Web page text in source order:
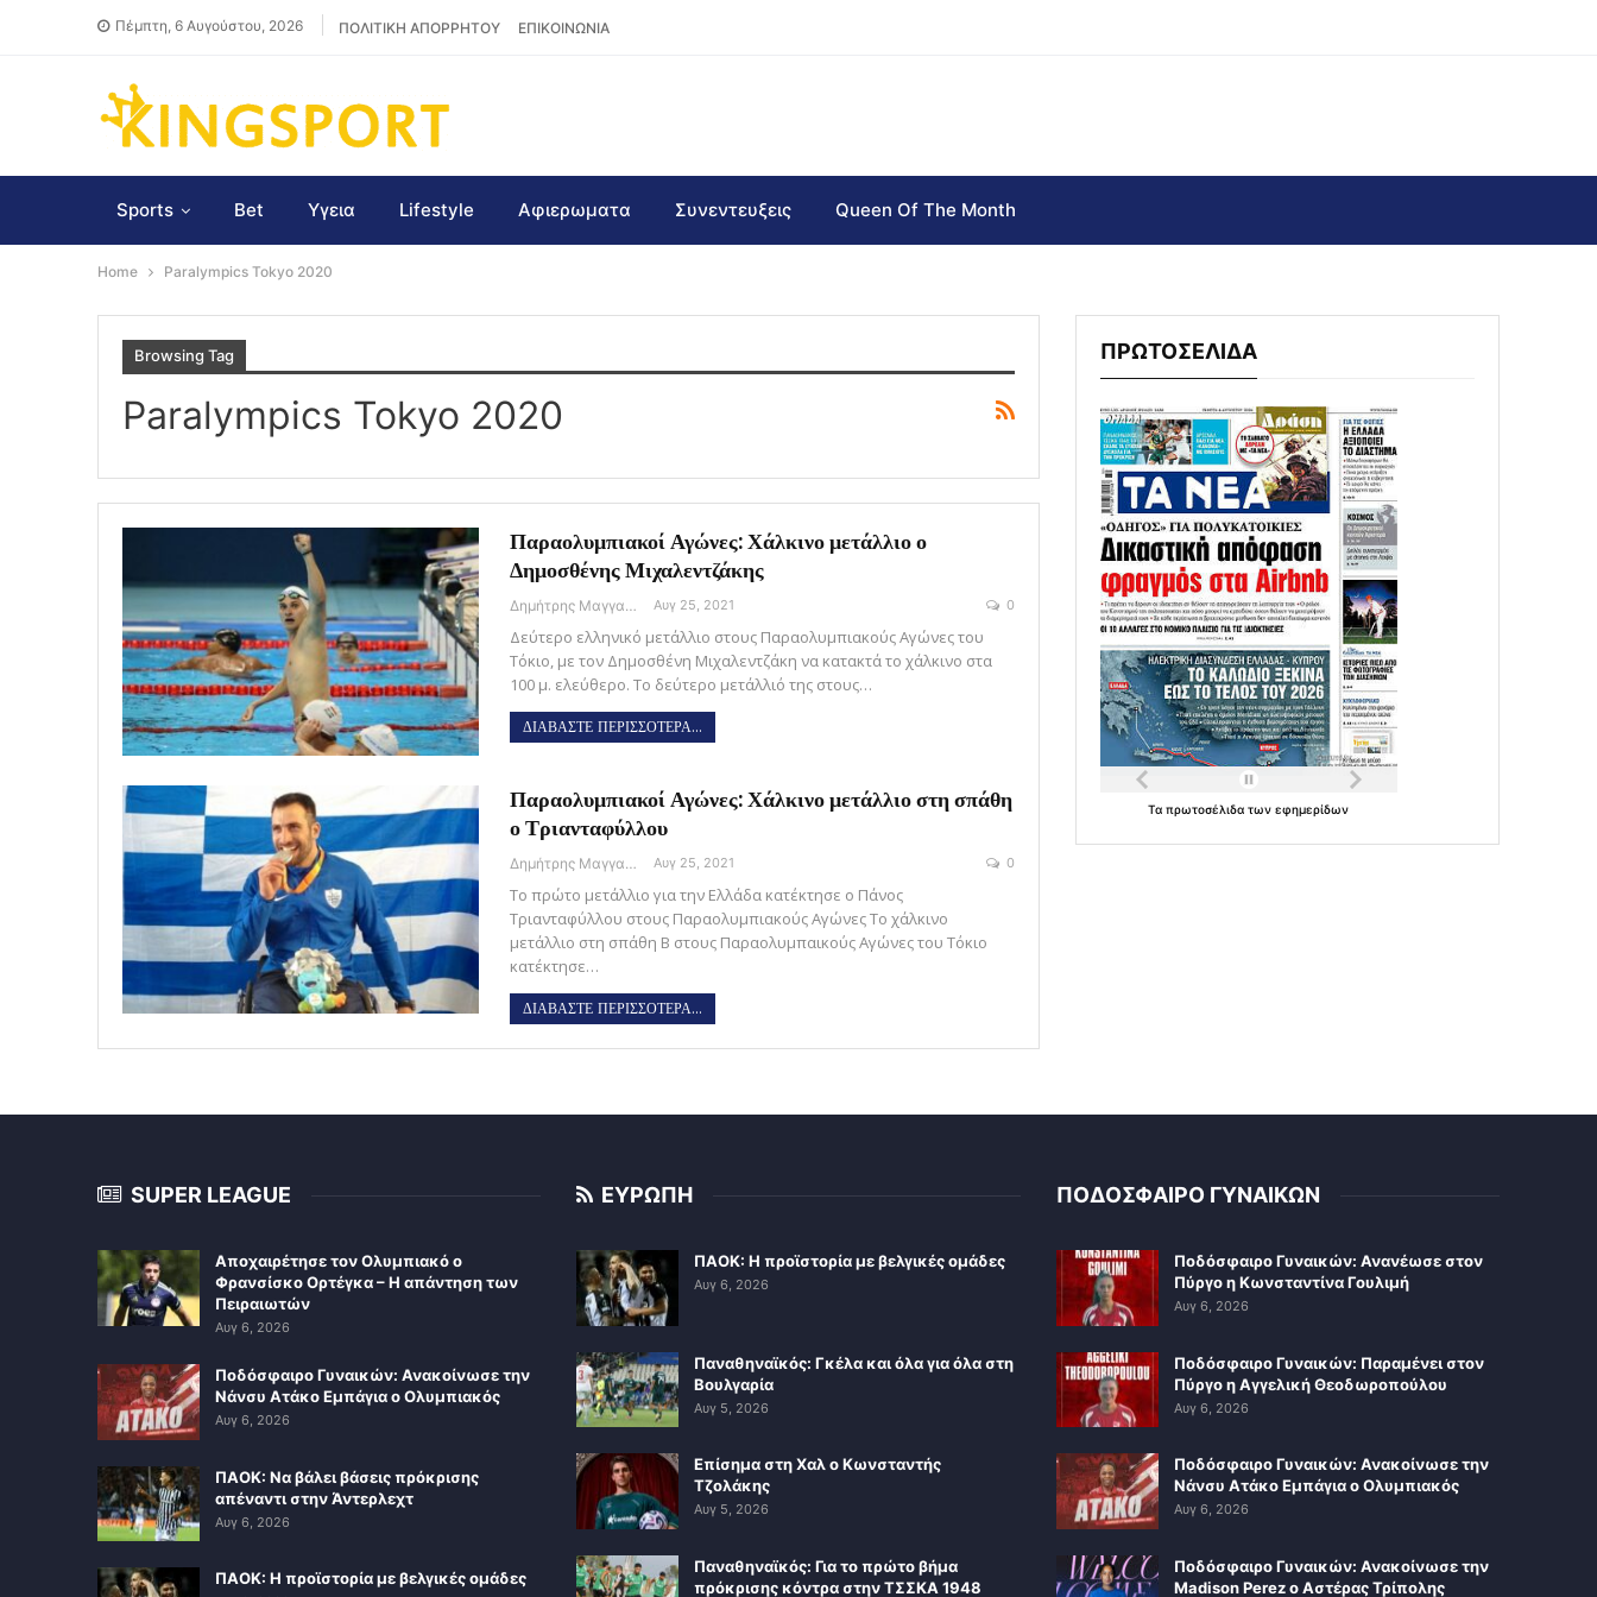
Πέμπτη, 6 Αυγούστου, 2026 ΠΟΛΙΤΙΚΗ ΑΠΟΡΡΗΤΟΥ ΕΠΙΚΟΙΝΩΝΙΑ
Sports Bet Υγεια Lifestyle Αφιερωματα Συνεντευξεις Queen Of The Month
Home Paralympics Tokyo 2020
Browsing Tag
Paralympics Tokyo 2020
Παραολυμπιακοί Αγώνες: Χάλκινο μετάλλιο ο
Δημοσθένης Μιχαλεντζάκης
Δημήτρης Μαγγανάρης Αυγ 25, 2021 0
Δεύτερο ελληνικό μετάλλιο στους Παραολυμπιακούς Αγώνες του
Τόκιο, με τον Δημοσθένη Μιχαλεντζάκη να κατακτά το χάλκινο στα
100 μ. ελεύθερο. Tο δεύτερο μετάλλιό της στους…
ΔΙΑΒΑΣΤΕ ΠΕΡΙΣΣΟΤΕΡΑ...
Παραολυμπιακοί Αγώνες: Χάλκινο μετάλλιο στη σπάθη
ο Τριανταφύλλου
Δημήτρης Μαγγανάρης Αυγ 25, 2021 0
Το πρώτο μετάλλιο για την Ελλάδα κατέκτησε ο Πάνος
Τριανταφύλλου στους Παραολυμπιακούς Αγώνες Το χάλκινο
μετάλλιο στη σπάθη Β στους Παραολυμπαικούς Αγώνες του Τόκιο
κατέκτησε…
ΔΙΑΒΑΣΤΕ ΠΕΡΙΣΣΟΤΕΡΑ...
ΠΡΩΤΟΣΕΛΙΔΑ
Ταπρωτοσέλιδατωνεφημερίδων
SUPER LEAGUE
Αποχαιρέτησε τον Ολυμπιακό ο
Φρανσίσκο Ορτέγκα – Η απάντηση των
Πειραιωτών
Αυγ 6, 2026
Ποδόσφαιρο Γυναικών: Ανακοίνωσε την
Νάνσυ Ατάκο Εμπάγια ο Ολυμπιακός
Αυγ 6, 2026
ΠΑΟΚ: Να βάλει βάσεις πρόκρισης
απέναντι στην Άντερλεχτ
Αυγ 6, 2026
ΠΑΟΚ: Η προϊστορία με βελγικές ομάδες
ΕΥΡΩΠΗ
ΠΑΟΚ: Η προϊστορία με βελγικές ομάδες
Αυγ 6, 2026
Παναθηναϊκός: Γκέλα και όλα για όλα στη
Βουλγαρία
Αυγ 5, 2026
Επίσημα στη Χαλ ο Κωνσταντής
Τζολάκης
Αυγ 5, 2026
Παναθηναϊκός: Για το πρώτο βήμα
πρόκρισης κόντρα στην ΤΣΣΚΑ 1948
ΠΟΔΟΣΦΑΙΡΟ ΓΥΝΑΙΚΩΝ
Ποδόσφαιρο Γυναικών: Ανανέωσε στον
Πύργο η Κωνσταντίνα Γουλιμή
Αυγ 6, 2026
Ποδόσφαιρο Γυναικών: Παραμένει στον
Πύργο η Αγγελική Θεοδωροπούλου
Αυγ 6, 2026
Ποδόσφαιρο Γυναικών: Ανακοίνωσε την
Νάνσυ Ατάκο Εμπάγια ο Ολυμπιακός
Αυγ 6, 2026
Ποδόσφαιρο Γυναικών: Ανακοίνωσε την
Madison Perez ο Αστέρας Τρίπολης